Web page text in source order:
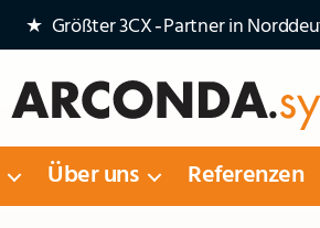
★ Größter 3CX‑Partner in
Arconda
Systems
AG Über uns Referenzen